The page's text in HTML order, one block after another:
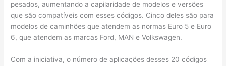
pesados, aumentando a capilaridade de modelos e versões
que são compatíveis com esses códigos. Cinco deles são para
modelos de caminhões que atendem as normas Euro 5 e Euro
6, que atendem as marcas Ford, MAN e Volkswagen.
Com a iniciativa, o número de aplicações desses 20 códigos